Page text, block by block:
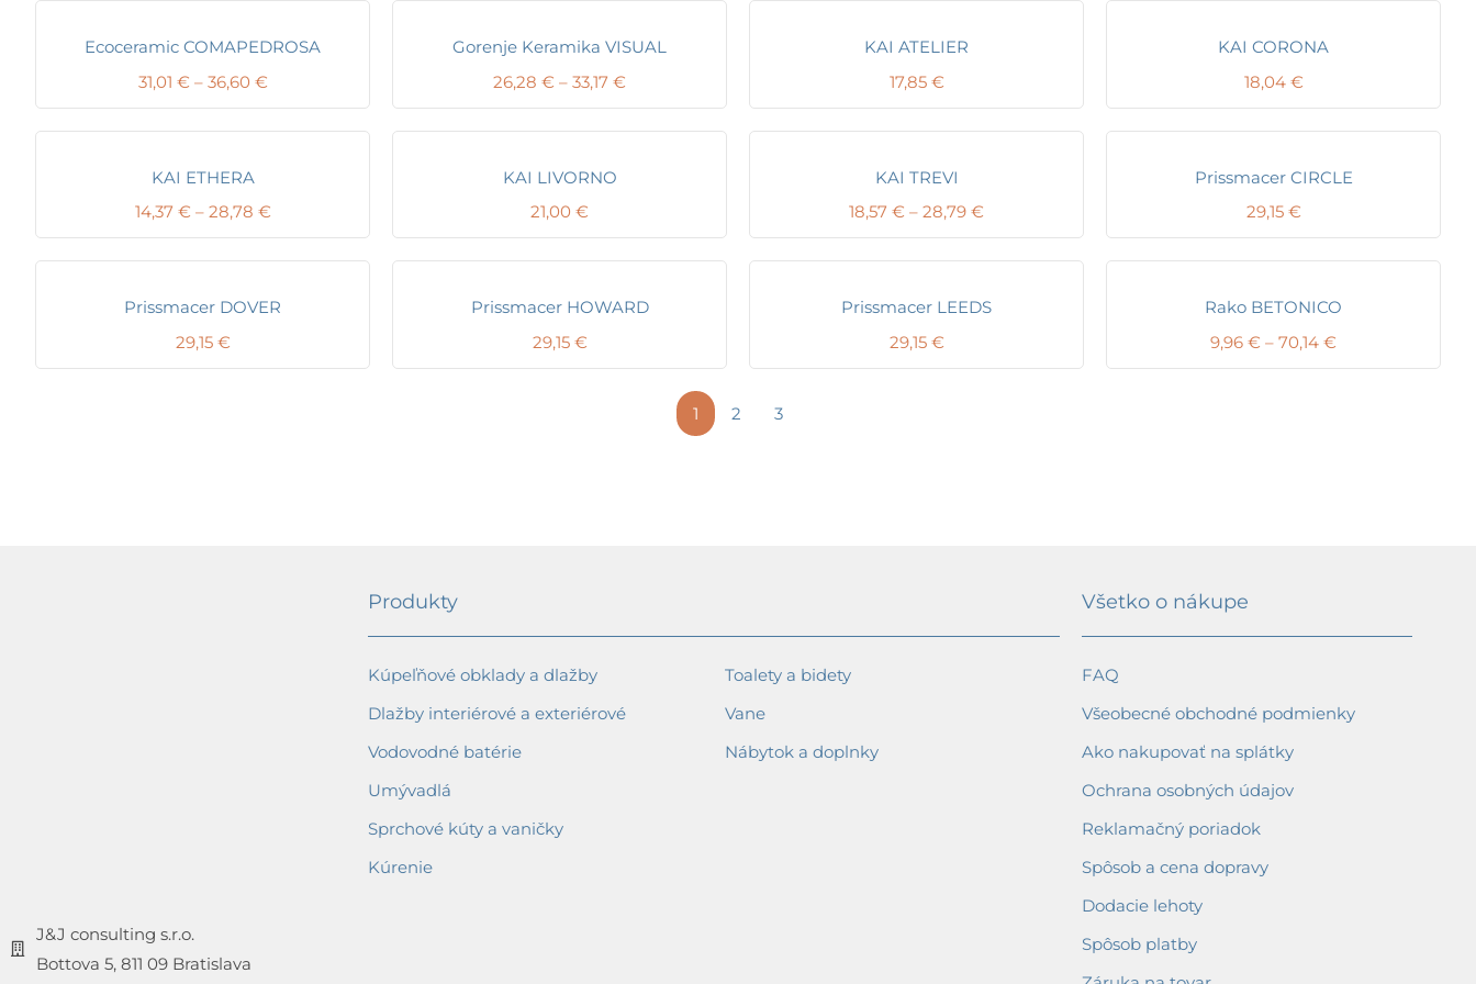
Ecoceramic COMAPEDROSA
31,01 € – 36,60 €Price
range:
31,01 €
Gorenje Keramika VISUAL
26,28 € – 33,17 €
range:
26,28 €
KAI ATELIER
17,85 €
KAI CORONA
18,04 €
KAI ETHERA
14,37 € – 28,78 €Price
range:
14,37 €
28,78 €
KAI LIVORNO
21,00 €
KAI TREVI
18,57 € – 28,79 €
range:
18,57 €
28,79 €
Prissmacer CIRCLE
29,15 €
Prissmacer DOVER
29,15 €
Prissmacer HOWARD
29,15 €
Prissmacer LEEDS
29,15 €
Rako BETONICO
9,96 € – 70,14 €
range:
1 2 3
J&J consulting s.r.o.
Bottova 5, 811 09 Bratislava
Produkty
Kúpeľňové obklady a dlažby
Dlažby interiérové a exteriérové
Vodovodné batérie
Umývadlá
Sprchové kúty a vaničky
Kúrenie
Toalety a bidety
Vane
Nábytok a doplnky
Všetko o nákupe
FAQ
Všeobecné obchodné podmienky
Ako nakupovať na splátky
Ochrana osobných údajov
Reklamačný poriadok
Spôsob a cena dopravy
Dodacie lehoty
Spôsob platby